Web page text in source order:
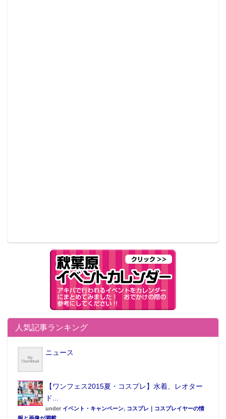
人気記事ランキング
ニュース
【ワンフェス2015夏・コスプレ】水着、レオター
ド...
under イベント・キャンペーン, コスプレ｜コスプレイヤーの情